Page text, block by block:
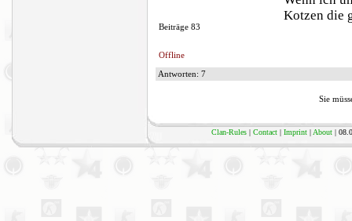
Beiträge 83
Kotzen die
Offline
Antworten: 7
Sie
Clan-Rules| Contact| Imprint| About|